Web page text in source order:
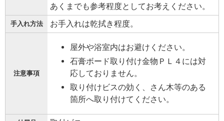
あくまでも参考程度としてお考えください。
手入れ方法 お手入れは乾拭き程度。
注意事項
屋外や浴室内はお避けください。
石膏ボード取り付け金物ＰＬ４には対
応しておりません。
取り付けビスの効く、さん木等のある
箇所へ取り付けてください。